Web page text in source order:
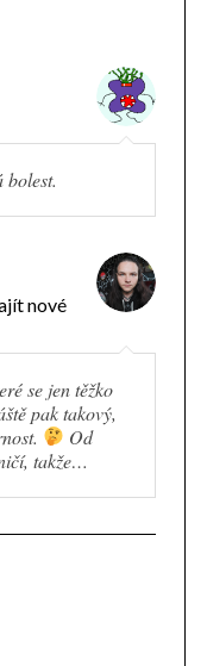
bolest.
nové
se jen těžko
pak takový,
Od
takže…